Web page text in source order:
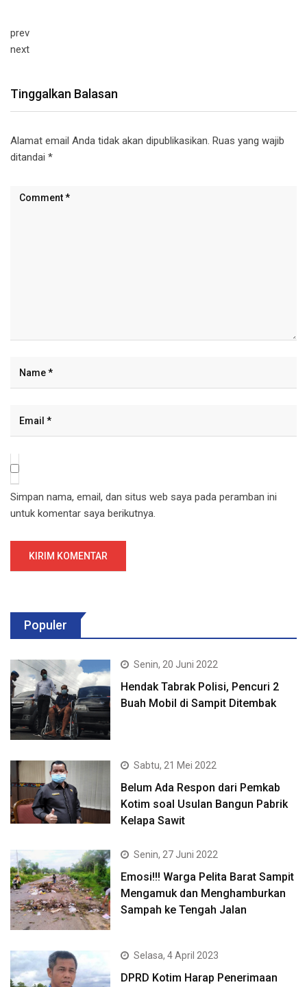
prev
next
Tinggalkan Balasan
Alamat email Anda tidak akan dipublikasikan. Ruas yang wajib
ditandai *
Simpan nama, email, dan situs web saya pada peramban ini
untuk komentar saya berikutnya.
Populer
Senin, 20 Juni 2022
Hendak Tabrak Polisi, Pencuri 2
Buah Mobil di Sampit Ditembak
Sabtu, 21 Mei 2022
Belum Ada Respon dari Pemkab
Kotim soal Usulan Bangun Pabrik
Kelapa Sawit
Senin, 27 Juni 2022
Emosi!!! Warga Pelita Barat Sampit
Mengamuk dan Menghamburkan
Sampah ke Tengah Jalan
Selasa, 4 April 2023
DPRD Kotim Harap Penerimaan